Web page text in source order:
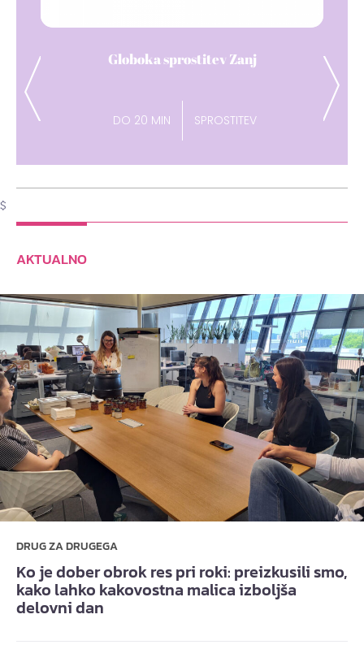
Previous
Dih pavza
DO 15 MIN ENERGIJA
Next
$
AKTUALNO
DRUG ZA DRUGEGA
Ko je dober obrok res pri roki: preizkusili smo,
kako lahko kakovostna malica izboljša
delovni dan